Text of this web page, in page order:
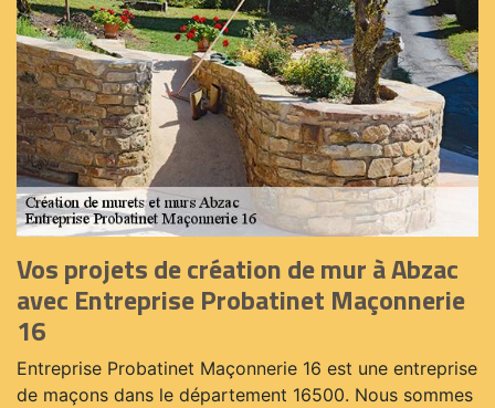
Vos projets de création de mur à Abzac
avec Entreprise Probatinet Maçonnerie
16
Entreprise Probatinet Maçonnerie 16 est une entreprise
de maçons dans le département 16500. Nous sommes